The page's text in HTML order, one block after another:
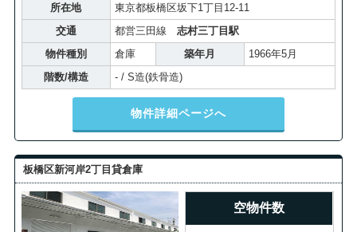
所在地
東京都板橋区坂下1丁目12-11
交通
都営三田線 志村三丁目駅
物件種別
倉庫 築年月
1966年5月
階数/構造
- / S造(鉄骨造)
物件詳細ページへ
板橋区新河岸2丁目貸倉庫
空物件数